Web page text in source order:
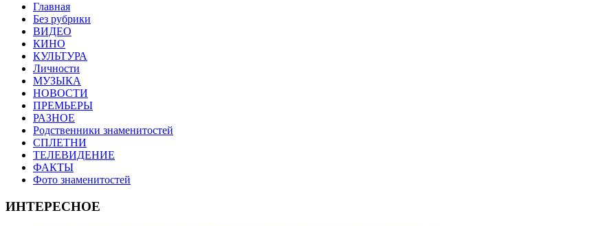
Главная
Без рубрики
ВИДЕО
КИНО
КУЛЬТУРА
Личности
МУЗЫКА
НОВОСТИ
ПРЕМЬЕРЫ
РАЗНОЕ
Родственники знаменитостей
СПЛЕТНИ
ТЕЛЕВИДЕНИЕ
ФАКТЫ
Фото знаменитостей
ИНТЕРЕСНОЕ